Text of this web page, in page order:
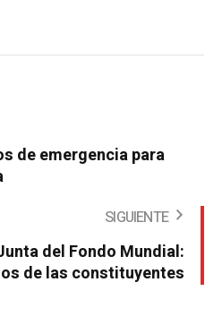
de emergencia para
SIGUIENTE
del Fondo Mundial:
de las constituyentes